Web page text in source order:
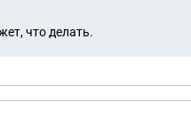
что делать.